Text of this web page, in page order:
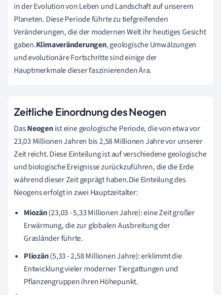
in der Evolution von Leben und Landschaft auf unserem
Planeten. Diese Periode führte zu tiefgreifenden
Veränderungen, die der modernen Welt ihr heutiges Gesicht
gaben.Klimaveränderungen, geologische Umwälzungen
und evolutionäre Fortschritte sind einige der
Hauptmerkmale dieser faszinierenden Ära.
Zeitliche Einordnung des Neogen
DasNeogenist eine geologische Periode, die von etwa vor
23,03 Millionen Jahren bis 2,58 Millionen Jahre vor unserer
Zeit reicht. Diese Einteilung ist auf verschiedene geologische
und biologische Ereignisse zurückzuführen, die die Erde
während dieser Zeit geprägt haben.Die Einteilung des
Neogens erfolgt in zwei Hauptzeitalter:
Miozän(23,03 - 5,33 Millionen Jahre): eine Zeit großer
Erwärmung, die zur globalen Ausbreitung der
Grasländer führte.
Pliozän(5,33 - 2,58 Millionen Jahre): erklimmt die
Entwicklung vieler moderner Tiergattungen und
Pflanzengruppen ihren Höhepunkt.